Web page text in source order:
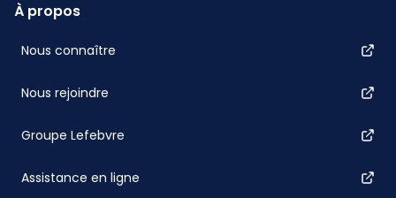
À propos
Nous connaître
Nous rejoindre
Groupe Lefebvre
Assistance en ligne